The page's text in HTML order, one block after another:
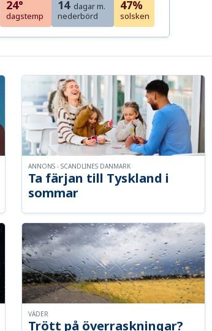
24°
dagstemp
14 dagar m.
nederbörd
47%
solsken
Ta färjan till Tyskland i
sommar
ANNONS - SCANDLINES DANMARK
Trött på överraskningar?
VÄDER